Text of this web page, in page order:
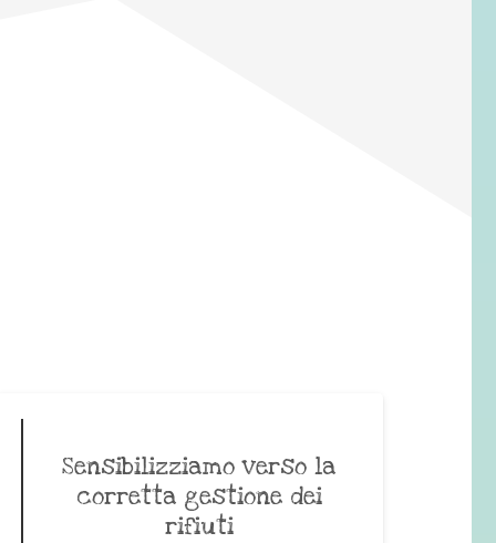
Sensibilizziamo verso la
corretta gestione dei
rifiuti